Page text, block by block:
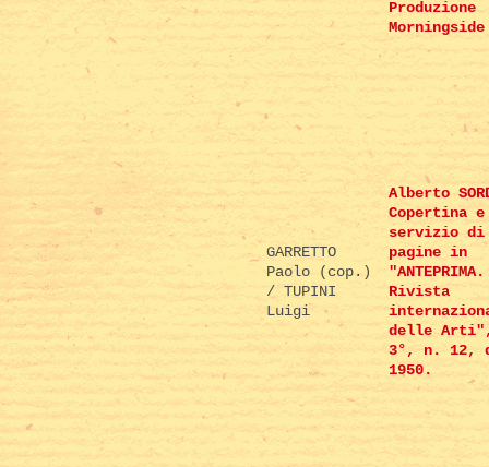
Produzione
GARRETTO
Paolo (cop.)
/ TUPINI
Luigi
Alberto
Copertina e
servizio di
pagine in
"ANTEPRIMA.
Rivista
delle Arti",
3°, n. 12,
1950.